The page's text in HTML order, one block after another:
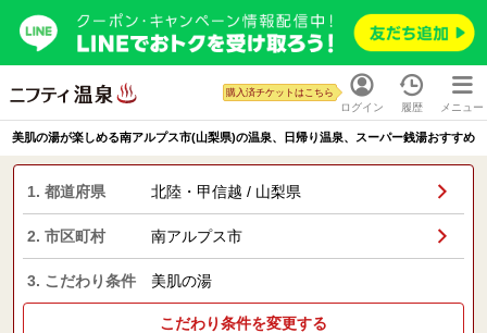
ログイン
購入済チケットはこちら
履歴 メニュー
美肌の湯が楽しめる南アルプス市(山梨県)の温泉、日帰り温泉、スーパー銭湯おすすめ
1. 都道府県 北陸・甲信越 / 山梨県
2. 市区町村 南アルプス市
3. こだわり条件 美肌の湯
こだわり条件を変更する